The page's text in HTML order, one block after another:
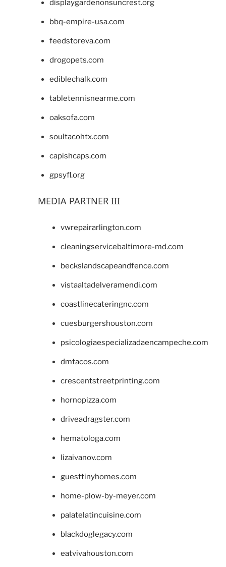
displaygardenonsuncrest.org
bbq-empire-usa.com
feedstoreva.com
drogopets.com
ediblechalk.com
tabletennisnearme.com
oaksofa.com
soultacohtx.com
capishcaps.com
gpsyfl.org
MEDIA PARTNER III
vwrepairarlington.com
cleaningservicebaltimore-md.com
beckslandscapeandfence.com
vistaaltadelveramendi.com
coastlinecateringnc.com
cuesburgershouston.com
psicologiaespecializadaencampeche.com
dmtacos.com
crescentstreetprinting.com
hornopizza.com
driveadragster.com
hematologa.com
lizaivanov.com
guesttinyhomes.com
home-plow-by-meyer.com
palatelatincuisine.com
blackdoglegacy.com
eatvivahouston.com